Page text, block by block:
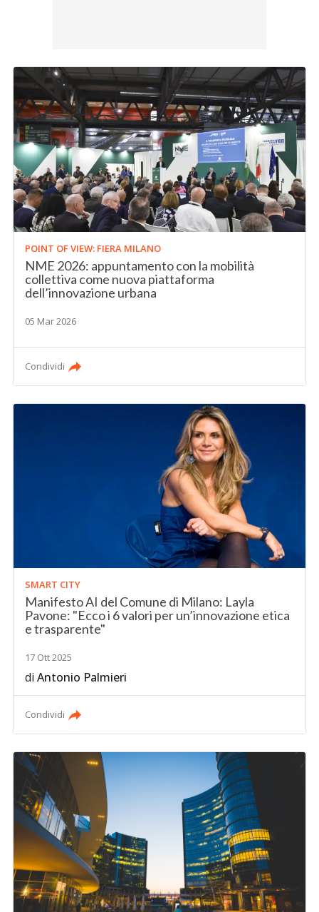
POINT OF VIEW: FIERA MILANO
NME 2026: appuntamento con la mobilità
collettiva come nuova piattaforma
dell’innovazione urbana
05 Mar 2026
Condividi
SMART CITY
Manifesto AI del Comune di Milano: Layla
Pavone: "Ecco i 6 valori per un’innovazione etica
e trasparente"
17 Ott 2025
diAntonio Palmieri
Condividi